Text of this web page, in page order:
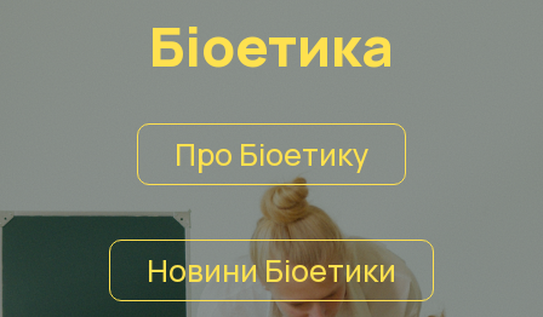
Біоетика
Про Біоетику
Новини Біоетики